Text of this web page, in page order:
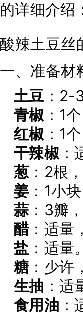
的详细介绍：
酸辣土豆丝
一、准备材
土豆 ：2-
青椒 ：1
红椒 ：1
干辣椒 ：
葱 ：2根
姜 ：1小
蒜 ：3瓣
醋：适量
盐 ：适量。
糖：少许
生抽 ：适
食用油 ：